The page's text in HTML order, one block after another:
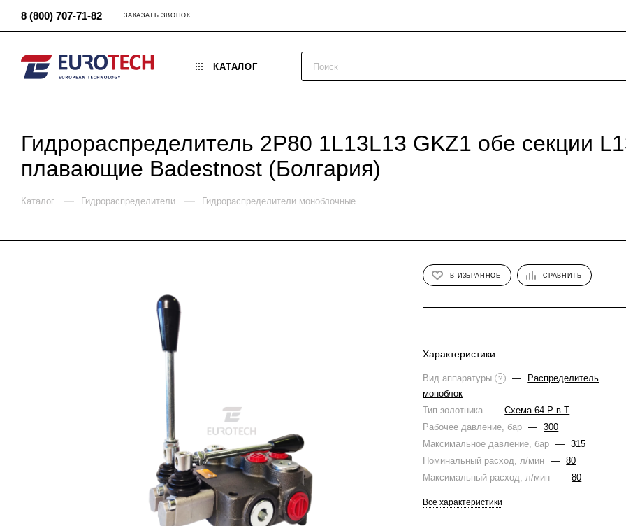
8 (800) 707-71-82 ЗАКАЗАТЬ ЗВОНОК
КАТАЛОГ
Гидрораспределитель 2P80 1L13L13 GKZ1 обе секции
плавающие Badestnost (Болгария)
Каталог — Гидрораспределители — Гидрораспределители моноблочные
В ИЗБРАННОЕ СРАВНИТЬ
Характеристики
Вид аппаратуры ? —
Распределитель
моноблок
Тип золотника
—
Схема 64 Р в Т
Рабочее давление, бар
—
300
Максимальное давление, бар
—
315
Номинальный расход, л/мин
—
80
Максимальный расход, л/мин
— 80
Все характеристики